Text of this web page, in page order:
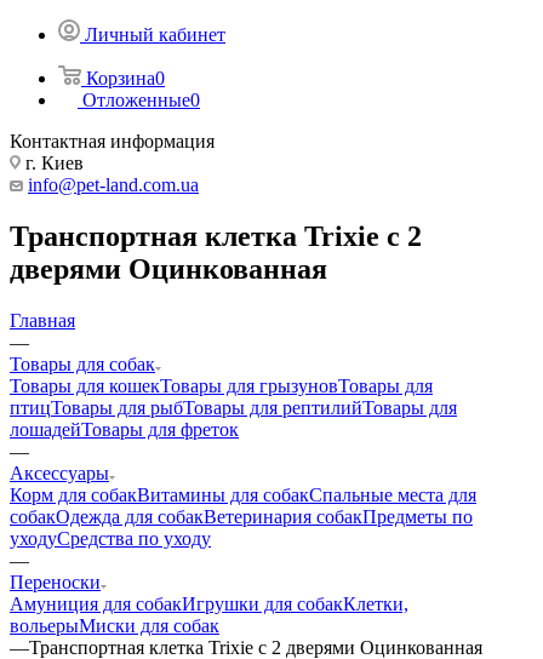
Личный кабинет
Корзина0
Отложенные0
Контактная информация
г. Киев
info@pet-land.com.ua
Транспортная клетка Trixie с 2
дверями Оцинкованная
Главная
—
Товары для собак
Товары для кошекТовары для грызуновТовары для
птицТовары для рыбТовары для рептилийТовары для
лошадейТовары для фреток
—
Аксессуары
Корм для собакВитамины для собакСпальные места для
собакОдежда для собакВетеринария собакПредметы по
уходуСредства по уходу
—
Переноски
Амуниция для собакИгрушки для собакКлетки,
вольерыМиски для собак
—Транспортная клетка Trixie с 2 дверями Оцинкованная